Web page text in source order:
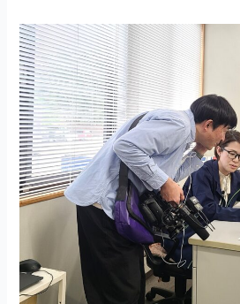
BS
テ
レ
東
『グ
ロ
ー
ス
の
350
万